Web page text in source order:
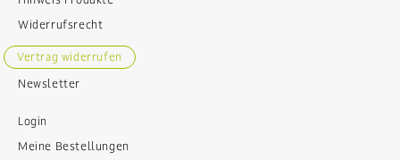
Widerrufsrecht
Vertrag widerrufen
Newsletter
Login
Meine Bestellungen